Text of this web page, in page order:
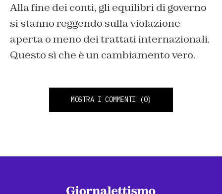
Alla fine dei conti, gli equilibri di governo
si stanno reggendo sulla violazione
aperta o meno dei trattati internazionali.
Questo sì che è un cambiamento vero.
MOSTRA I COMMENTI (0)